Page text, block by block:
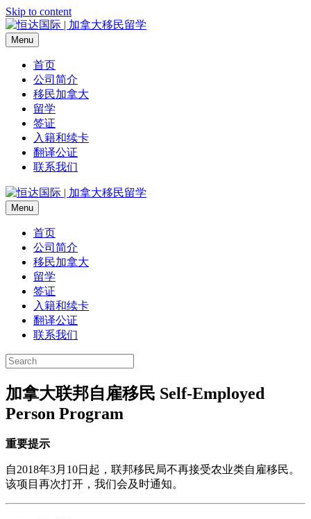
Skip to content
Menu
首页
公司简介
移民加拿大
留学
签证
入籍和续卡
翻译公证
联系我们
Menu
首页
公司简介
移民加拿大
留学
签证
入籍和续卡
翻译公证
联系我们
加拿大联邦自雇移民 Self-Employed
Person Program
重要提示
自2018年3月10日起，联邦移民局不再接受农业类自雇移民。
该项目再次打开，我们会及时通知。